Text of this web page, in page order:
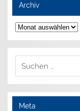
Archiv
Archiv
Meta